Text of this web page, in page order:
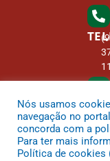
E-
Nós usamos
navegação no
concorda com a
Para ter mais
Política de cookies